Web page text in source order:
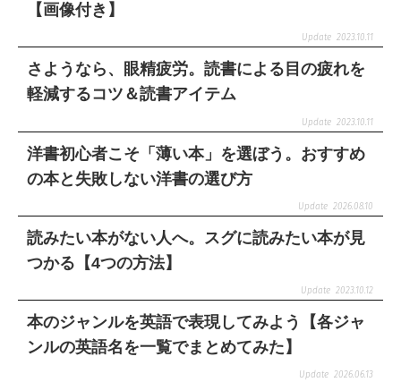
【画像付き】
2023.10.11
さようなら、眼精疲労。読書による目の疲れを
軽減するコツ＆読書アイテム
2023.10.11
洋書初心者こそ「薄い本」を選ぼう。おすすめ
の本と失敗しない洋書の選び方
2026.08.10
読みたい本がない人へ。スグに読みたい本が見
つかる【4つの方法】
2023.10.12
本のジャンルを英語で表現してみよう【各ジャ
ンルの英語名を一覧でまとめてみた】
2026.06.13